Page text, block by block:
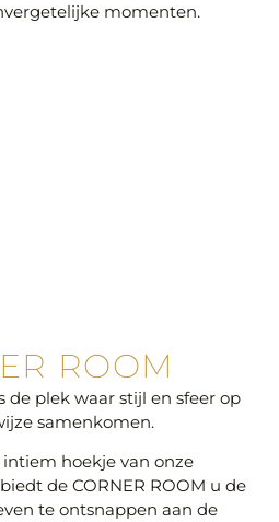
momenten.
ROOM
de plek waar stijl en sfeer op
samenkomen.
hoekje van onze
de CORNER ROOM u de
te ontsnappen aan de